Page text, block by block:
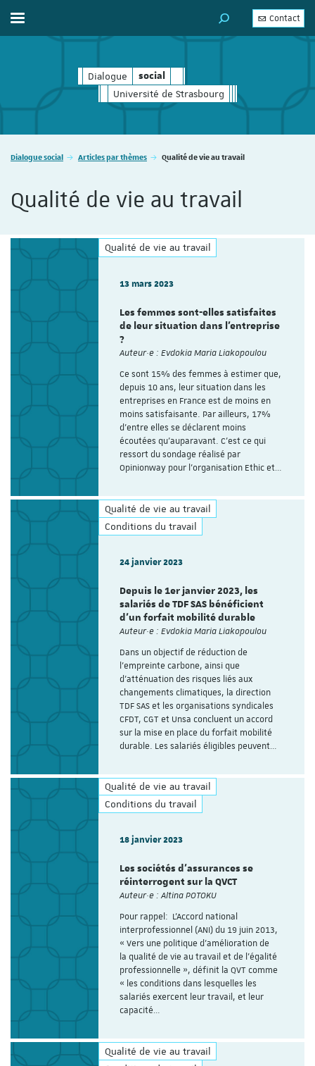
Dialogue social
social
Université de Strasbourg
Afficher / masquer le menu MOTEUR DE
Contact
Vous êtes ici :
Dialogue social Articles par thèmes Qualité de vie au travail
Qualité de vie au travail
Qualité de vie au travail
13 mars 2023
Les femmes sont-elles satisfaites
de leur situation dans l’entreprise
?
Auteur·e : Evdokia Maria Liakopoulou
Ce sont 15% des femmes à estimer que,
depuis 10 ans, leur situation dans les
entreprises en France est de moins en
moins satisfaisante. Par ailleurs, 17%
d’entre elles se déclarent moins
écoutées qu'auparavant. C’est ce qui
ressort du sondage réalisé par
Opinionway pour l’organisation Ethic et…
Qualité de vie au travail
Conditions du travail
24 janvier 2023
Depuis le 1er janvier 2023, les
salariés de TDF SAS bénéficient
d’un forfait mobilité durable
Auteur·e : Evdokia Maria Liakopoulou
Dans un objectif de réduction de
l’empreinte carbone, ainsi que
d’atténuation des risques liés aux
changements climatiques, la direction
TDF SAS et les organisations syndicales
CFDT, CGT et Unsa concluent un accord
sur la mise en place du forfait mobilité
durable. Les salariés éligibles peuvent…
Qualité de vie au travail
Conditions du travail
18 janvier 2023
Les sociétés d’assurances se
réinterrogent sur la QVCT
Auteur·e : Altina POTOKU
Pour rappel: L’Accord national
interprofessionnel (ANI) du 19 juin 2013,
« Vers une politique d'amélioration de
la qualité de vie au travail et de l'égalité
professionnelle », définit la QVT comme
« les conditions dans lesquelles les
salariés exercent leur travail, et leur
capacité…
Qualité de vie au travail